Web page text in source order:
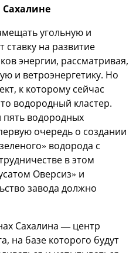
угольную и
ставку на развитие
энергии, рассматривая,
и ветроэнергетику. Но
к которому сейчас
водородный кластер.
водородных
очередь о создании
водорода с
в этом
Оверсиз» и
завода должно
Сахалина — центр
на базе которого будут